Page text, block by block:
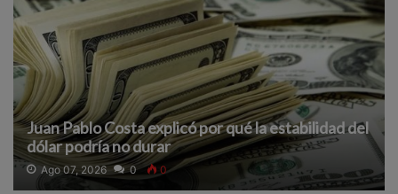
Juan Pablo Costa explicó por qué la estabilidad del
dólar podría no durar
Ago 07, 2026 0 0